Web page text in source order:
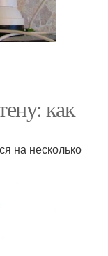
как
на несколько